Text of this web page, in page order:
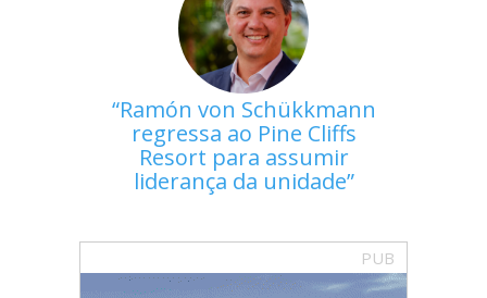
Ramón von Schükkmann
regressa ao Pine Cliffs
Resort para assumir
liderança da unidade
PUB